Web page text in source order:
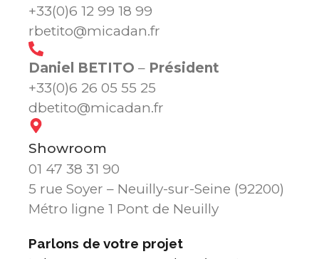
+33(0)6 12 99 18 99
rbetito@micadan.fr
Daniel BETITO – Président
+33(0)6 26 05 55 25
dbetito@micadan.fr
Showroom
01 47 38 31 90
5 rue Soyer – Neuilly-sur-Seine (92200)
Métro ligne 1 Pont de Neuilly
Parlons de votre projet